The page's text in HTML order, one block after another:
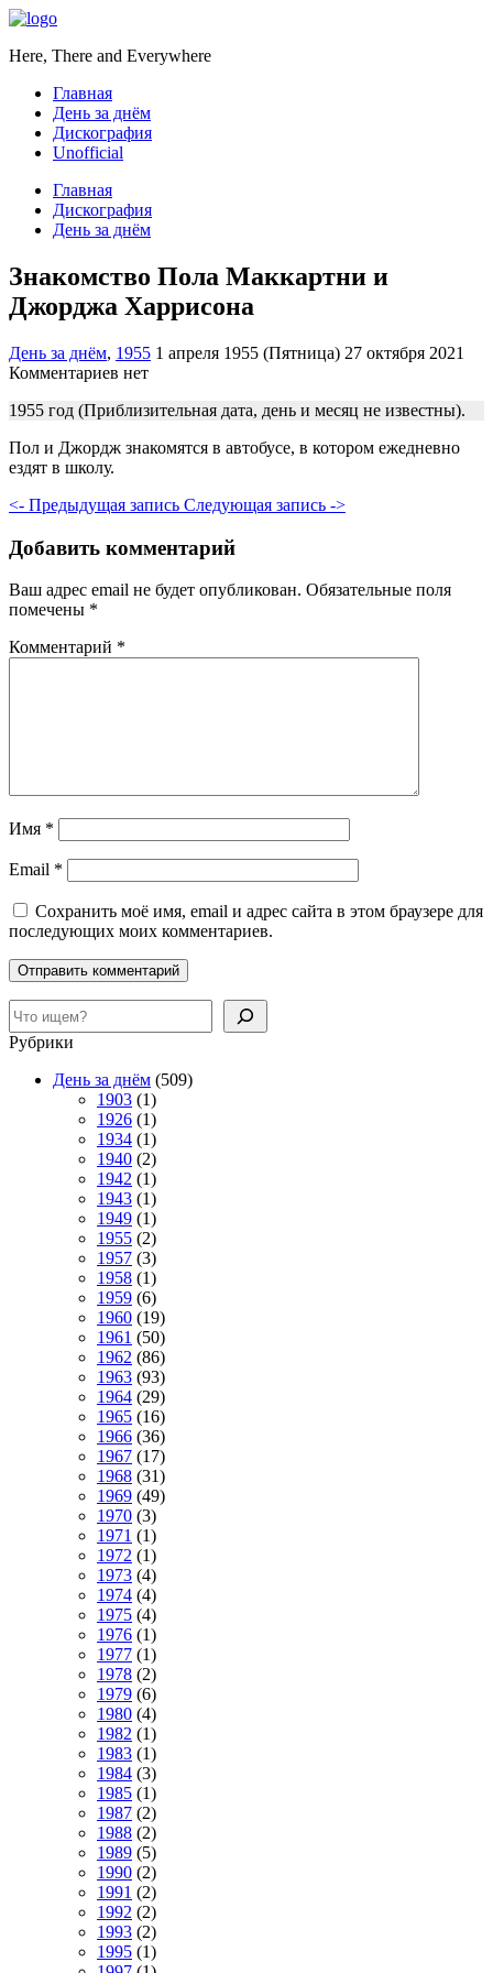
Here, There and Everywhere
Главная
День за днём
Дискография
Unofficial
Главная
Дискография
День за днём
Знакомство Пола Маккартни и
Джорджа Харрисона
День за днём, 1955 1 апреля 1955 (Пятница) 27 октября 2021
Комментариев нет
1955 год (Приблизительная дата, день и месяц не известны).
Пол и Джордж знакомятся в автобусе, в котором ежедневно
ездят в школу.
<- Предыдущая запись Следующая запись ->
Добавить комментарий
Ваш адрес email не будет опубликован. Обязательные поля
помечены *
Комментарий *
Имя *
Email *
Сохранить моё имя, email и адрес сайта в этом браузере для
последующих моих комментариев.
Поиск
Рубрики
День за днём (509)
1903 (1)
1926 (1)
1934 (1)
1940 (2)
1942 (1)
1943 (1)
1949 (1)
1955 (2)
1957 (3)
1958 (1)
1959 (6)
1960 (19)
1961 (50)
1962 (86)
1963 (93)
1964 (29)
1965 (16)
1966 (36)
1967 (17)
1968 (31)
1969 (49)
1970 (3)
1971 (1)
1972 (1)
1973 (4)
1974 (4)
1975 (4)
1976 (1)
1977 (1)
1978 (2)
1979 (6)
1980 (4)
1982 (1)
1983 (1)
1984 (3)
1985 (1)
1987 (2)
1988 (2)
1989 (5)
1990 (2)
1991 (2)
1992 (2)
1993 (2)
1995 (1)